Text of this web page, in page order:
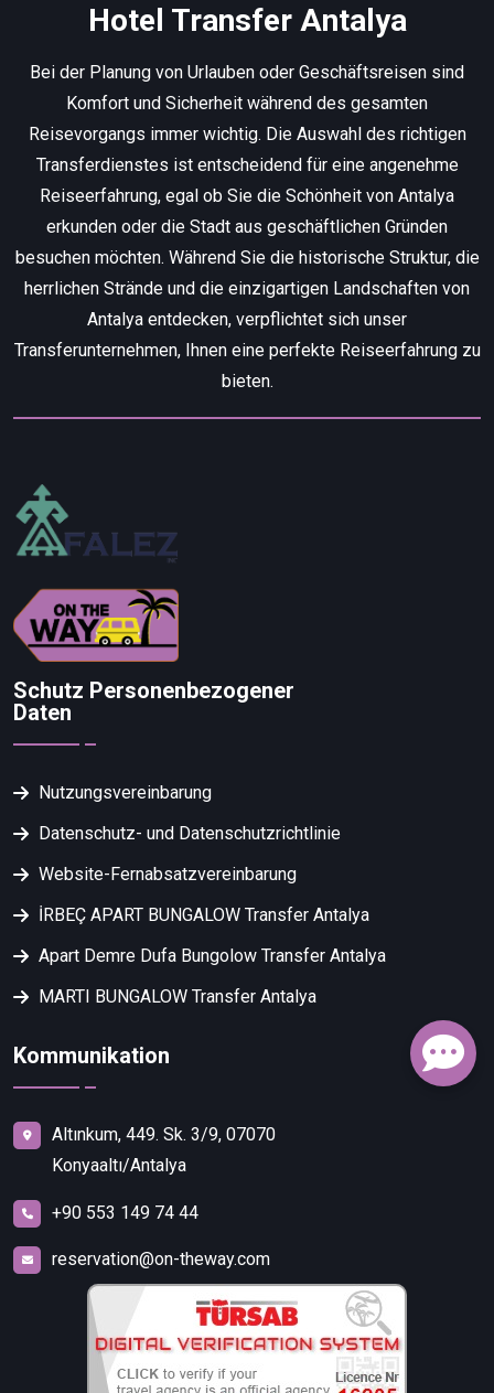
Hotel Transfer Antalya
Bei der Planung von Urlauben oder Geschäftsreisen sind
Komfort und Sicherheit während des gesamten
Reisevorgangs immer wichtig. Die Auswahl des richtigen
Transferdienstes ist entscheidend für eine angenehme
Reiseerfahrung, egal ob Sie die Schönheit von Antalya
erkunden oder die Stadt aus geschäftlichen Gründen
besuchen möchten. Während Sie die historische Struktur, die
herrlichen Strände und die einzigartigen Landschaften von
Antalya entdecken, verpflichtet sich unser
Transferunternehmen, Ihnen eine perfekte Reiseerfahrung zu
bieten.
Schutz Personenbezogener
Daten
Nutzungsvereinbarung
Datenschutz- und Datenschutzrichtlinie
Website-Fernabsatzvereinbarung
İRBEÇ APART BUNGALOW Transfer Antalya
Apart Demre Dufa Bungolow Transfer Antalya
MARTI BUNGALOW Transfer Antalya
Kommunikation
Altınkum, 449. Sk. 3/9, 07070
Konyaaltı/Antalya
+90 553 149 74 44
reservation@on-theway.com